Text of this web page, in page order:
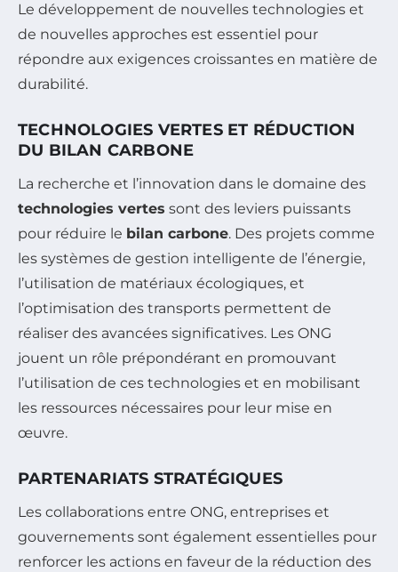
Le développement de nouvelles technologies et
de nouvelles approches est essentiel pour
répondre aux exigences croissantes en matière de
durabilité.
TECHNOLOGIES VERTES ET RÉDUCTION
DU BILAN CARBONE
La recherche et l’innovation dans le domaine des
technologies vertes sont des leviers puissants
pour réduire le bilan carbone. Des projets comme
les systèmes de gestion intelligente de l’énergie,
l’utilisation de matériaux écologiques, et
l’optimisation des transports permettent de
réaliser des avancées significatives. Les ONG
jouent un rôle prépondérant en promouvant
l’utilisation de ces technologies et en mobilisant
les ressources nécessaires pour leur mise en
œuvre.
PARTENARIATS STRATÉGIQUES
Les collaborations entre ONG, entreprises et
gouvernements sont également essentielles pour
renforcer les actions en faveur de la réduction des